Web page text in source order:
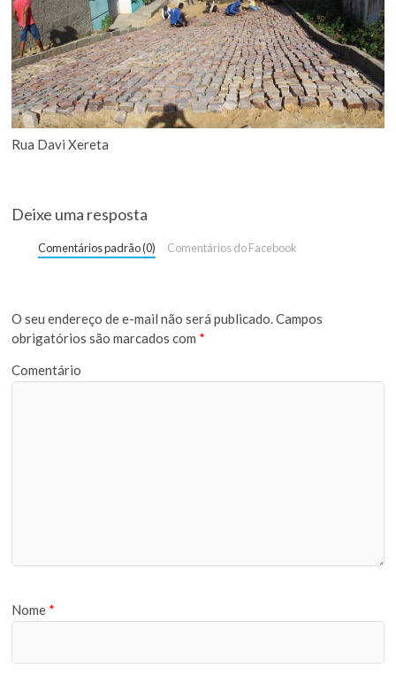
Rua Davi Xereta
Deixe uma resposta
Comentários padrão (0) Comentários do Facebook
O seu endereço de e-mail não será publicado.Campos
obrigatórios são marcados com *
Comentário
Nome *